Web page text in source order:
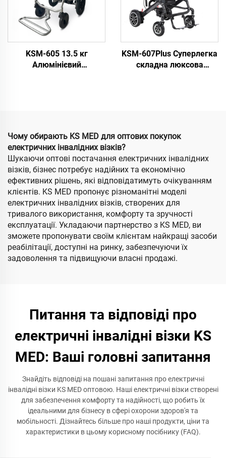
KSM-605 13.5 кг
Алюмінієвий
Літієвим Акумулятором
KSM-607Plus Суперлегка
складна люксова
Чому обирають KS MED для оптових покупок
електричних інвалідних візків?
Шукаючи оптові постачання електричних інвалідних
візків, бізнес потребує надійних та економічно
ефективних рішень, які відповідатимуть очікуванням
клієнтів. KS MED пропонує різноманітні моделі
електричних інвалідних візків, створених для
тривалого використання, комфорту та зручності
експлуатації. Укладаючи партнерство з KS MED, ви
зможете пропонувати своїм клієнтам найкращі засоби
реабілітації, доступні на ринку, забезпечуючи їх
задоволення та підвищуючи власні продажі.
Питання та відповіді про
електричні інвалідні візки KS
MED: Ваші головні запитання
Знайдіть відповіді на пошані запитання про електричні
інвалідні візки KS MED оптовою. Наші електричні візки створені
для забезпечення комфорту та надійності, що робить їх
ідеальними для бізнесу в сфері охорони здоров'я та
мобільності. Дізнайтесь більше про наші продукти, ціни та
характеристики в цьому корисному посібнику (FAQ).